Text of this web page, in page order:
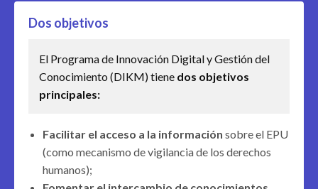
Dos objetivos
El Programa de Innovación Digital y Gestión del
Conocimiento (DIKM) tiene dos objetivos
principales:
Facilitar el acceso a la información sobre el EPU
(como mecanismo de vigilancia de los derechos
humanos);